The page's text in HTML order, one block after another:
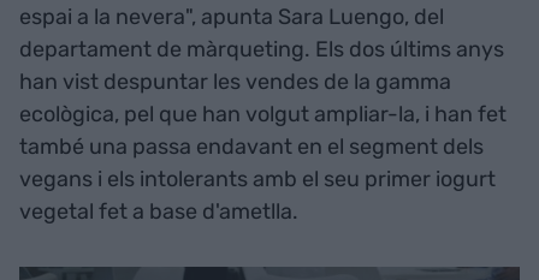
espai a la nevera", apunta Sara Luengo, del
departament de màrqueting. Els dos últims anys
han vist despuntar les vendes de la gamma
ecològica, pel que han volgut ampliar-la, i han fet
també una passa endavant en el segment dels
vegans i els intolerants amb el seu primer iogurt
vegetal fet a base d'ametlla.